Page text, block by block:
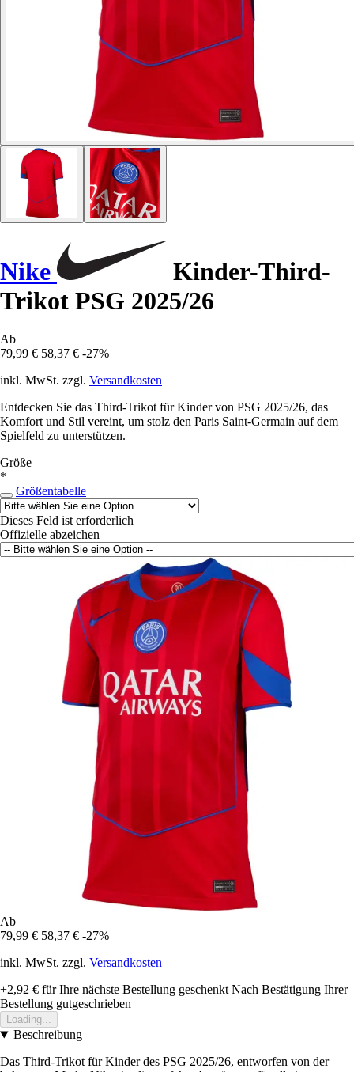
Nike
Kinder-Third-
Trikot PSG 2025/26
Ab
79,99 € 58,37 € -27%
inkl. MwSt. zzgl. Versandkosten
Entdecken Sie das Third-Trikot für Kinder von PSG 2025/26, das
Komfort und Stil vereint, um stolz den Paris Saint-Germain auf dem
Spielfeld zu unterstützen.
Größe
*
Größentabelle
Dieses Feld ist erforderlich
Offizielle abzeichen
Ab
79,99 € 58,37 € -27%
inkl. MwSt. zzgl. Versandkosten
+2,92 € für Ihre nächste Bestellung geschenkt Nach Bestätigung Ihrer
Bestellung gutgeschrieben
Loading...
Beschreibung
Das Third-Trikot für Kinder des PSG 2025/26, entworfen von der